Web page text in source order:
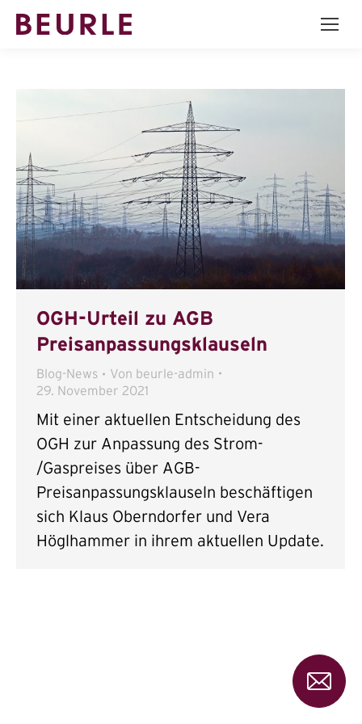
OGH-Urteil zu AGB
Preisanpassungsklauseln
Blog-News Von beurle-admin
29. November 2021
Mit einer aktuellen Entscheidung des
OGH zur Anpassung des Strom-
/Gaspreises über AGB-
Preisanpassungsklauseln beschäftigen
sich Klaus Oberndorfer und Vera
Höglhammer in ihrem aktuellen Update.